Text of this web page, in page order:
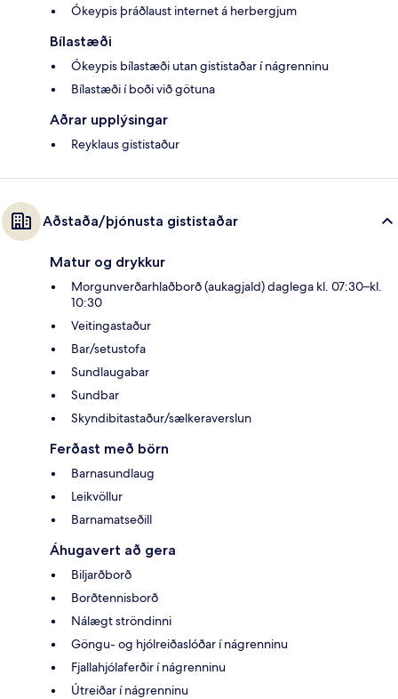
Ókeypis þráðlaust internet á herbergjum
Bílastæði
Ókeypis bílastæði utan gististaðar í nágrenninu
Bílastæði í boði við götuna
Aðrar upplýsingar
Reyklaus gististaður
Aðstaða/þjónusta gististaðar
Matur og drykkur
Morgunverðarhlaðborð (aukagjald) daglega kl. 07:30–kl.
10:30
Veitingastaður
Bar/setustofa
Sundlaugabar
Sundbar
Skyndibitastaður/sælkeraverslun
Ferðast með börn
Barnasundlaug
Leikvöllur
Barnamatseðill
Áhugavert að gera
Biljarðborð
Borðtennisborð
Nálægt ströndinni
Göngu- og hjólreiðaslóðar í nágrenninu
Fjallahjólaferðir í nágrenninu
Útreiðar í nágrenninu